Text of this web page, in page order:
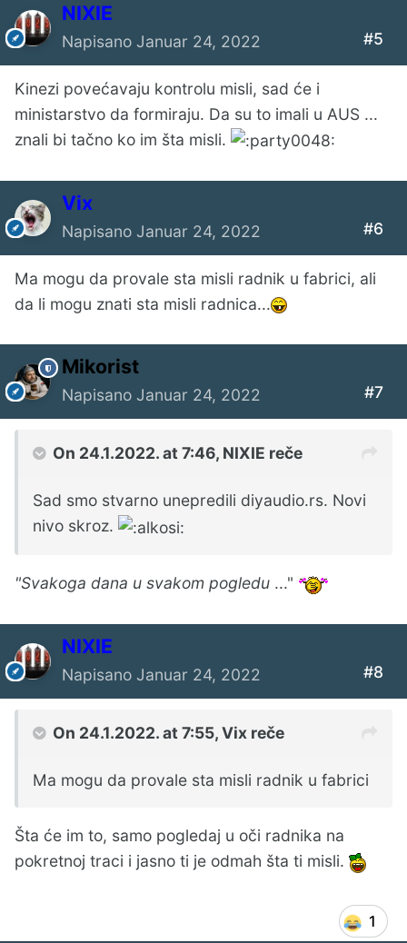
NIXIE
Napisano Januar 24, 2022 #5
Kinezi povećavaju kontrolu misli, sad će i
ministarstvo da formiraju. Da su to imali u AUS ...
znali bi tačno ko im šta misli.
Vix
Napisano Januar 24, 2022 #6
Ma mogu da provale sta misli radnik u fabrici, ali
da li mogu znati sta misli radnica...
Mikorist
Napisano Januar 24, 2022 #7
On 24.1.2022. at 7:46, NIXIE reče
Sad smo stvarno unepredili diyaudio.rs. Novi
nivo skroz.
"Svakoga dana u svakom pogledu ..."
NIXIE
Napisano Januar 24, 2022 #8
On 24.1.2022. at 7:55,Vix reče
Ma mogu da provale sta misli radnik u fabrici
Šta će im to, samo pogledaj u oči radnika na
pokretnoj traci i jasno ti je odmah šta ti misli.
1